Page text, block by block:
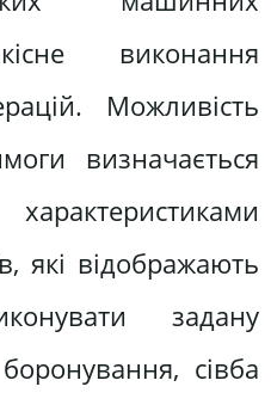
виконання
Можливість
визначається
які відображають
задану
сівба